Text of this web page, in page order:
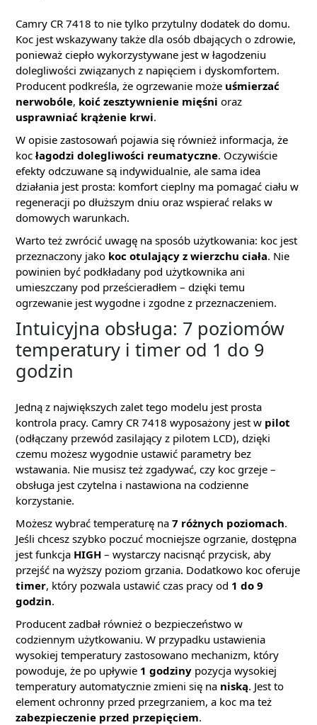
Camry CR 7418 to nie tylko przytulny dodatek do domu.
Koc jest wskazywany także dla osób dbających o zdrowie,
ponieważ ciepło wykorzystywane jest w łagodzeniu
dolegliwości związanych z napięciem i dyskomfortem.
Producent podkreśla, że ogrzewanie może uśmierzać
nerwobóle, koić zesztywnienie mięśni oraz
usprawniać krążenie krwi.
W opisie zastosowań pojawia się również informacja, że
koc łagodzi dolegliwości reumatyczne. Oczywiście
efekty odczuwane są indywidualnie, ale sama idea
działania jest prosta: komfort cieplny ma pomagać ciału w
regeneracji po dłuższym dniu oraz wspierać relaks w
domowych warunkach.
Warto też zwrócić uwagę na sposób użytkowania: koc jest
przeznaczony jako koc otulający z wierzchu ciała. Nie
powinien być podkładany pod użytkownika ani
umieszczany pod prześcieradłem – dzięki temu
ogrzewanie jest wygodne i zgodne z przeznaczeniem.
Intuicyjna obsługa: 7 poziomów
temperatury i timer od 1 do 9
godzin
Jedną z największych zalet tego modelu jest prosta
kontrola pracy. Camry CR 7418 wyposażony jest w pilot
(odłączany przewód zasilający z pilotem LCD), dzięki
czemu możesz wygodnie ustawić parametry bez
wstawania. Nie musisz też zgadywać, czy koc grzeje –
obsługa jest czytelna i nastawiona na codzienne
korzystanie.
Możesz wybrać temperaturę na 7 różnych poziomach.
Jeśli chcesz szybko poczuć mocniejsze ogrzanie, dostępna
jest funkcja HIGH – wystarczy nacisnąć przycisk, aby
przejść na wyższy poziom grzania. Dodatkowo koc oferuje
timer, który pozwala ustawić czas pracy od 1 do 9
godzin.
Producent zadbał również o bezpieczeństwo w
codziennym użytkowaniu. W przypadku ustawienia
wysokiej temperatury zastosowano mechanizm, który
powoduje, że po upływie 1 godziny pozycja wysokiej
temperatury automatycznie zmieni się na niską. Jest to
element ochronny przed przegrzaniem, a koc ma też
zabezpieczenie przed przepięciem.